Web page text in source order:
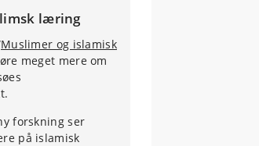
læring
Muslimer og islamisk
meget mere om
forskning ser
på islamisk